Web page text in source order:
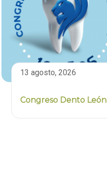
13 agosto, 2026
Congreso Dento León